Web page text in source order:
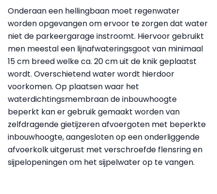
Onderaan een hellingbaan moet regenwater
worden opgevangen om ervoor te zorgen dat water
niet de parkeergarage instroomt. Hiervoor gebruikt
men meestal een lijnafwateringsgoot van minimaal
15 cm breed welke ca. 20 cm uit de knik geplaatst
wordt. Overschietend water wordt hierdoor
voorkomen. Op plaatsen waar het
waterdichtingsmembraan de inbouwhoogte
beperkt kan er gebruik gemaakt worden van
zelfdragende gietijzeren afvoergoten met beperkte
inbouwhoogte, aangesloten op een onderliggende
afvoerkolk uitgerust met verschroefde flensring en
sijpelopeningen om het sijpelwater op te vangen.